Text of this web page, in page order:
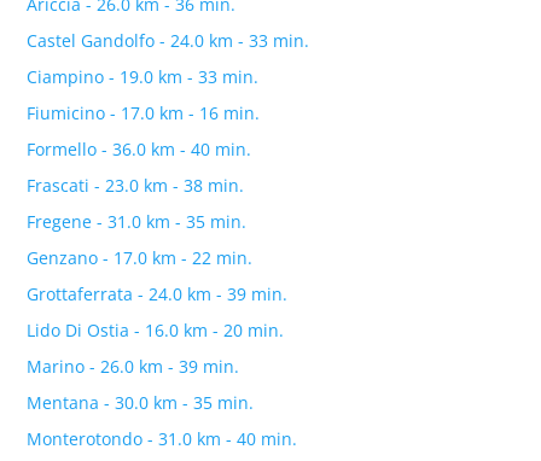
Castel Gandolfo - 24.0 km - 33 min.
Ciampino - 19.0 km - 33 min.
Fiumicino - 17.0 km - 16 min.
Formello - 36.0 km - 40 min.
Frascati - 23.0 km - 38 min.
Fregene - 31.0 km - 35 min.
Genzano - 17.0 km - 22 min.
Grottaferrata - 24.0 km - 39 min.
Lido Di Ostia - 16.0 km - 20 min.
Marino - 26.0 km - 39 min.
Mentana - 30.0 km - 35 min.
Monterotondo - 31.0 km - 40 min.